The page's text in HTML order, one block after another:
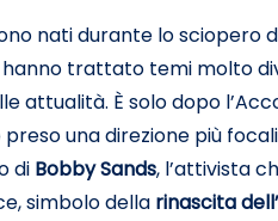
nati durante lo sciopero
hanno trattato temi molto
attualità. È solo dopo
una direzione più
di Bobby Sands, l’attivista
simbolo della rinascita